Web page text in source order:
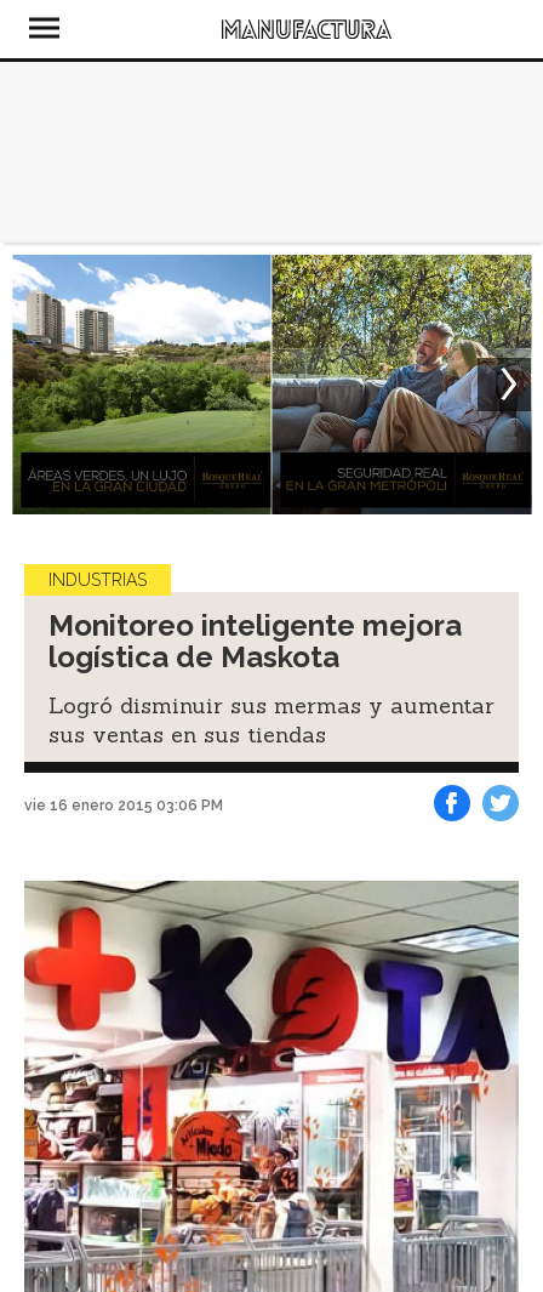
INDUSTRIAS
Monitoreo inteligente mejora
logística de Maskota
Logró disminuir sus mermas y aumentar
sus ventas en sus tiendas
vie 16 enero 2015 03:06 PM